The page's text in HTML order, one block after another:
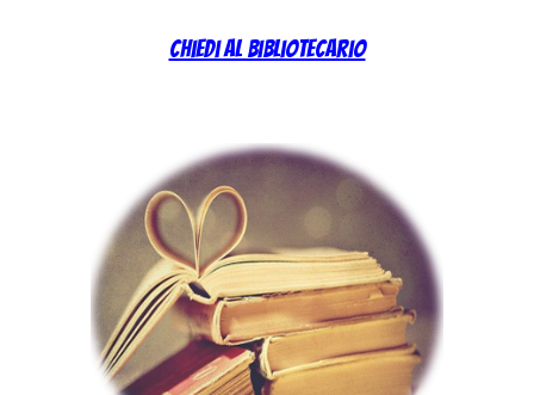
Chiedi al bibliotecario